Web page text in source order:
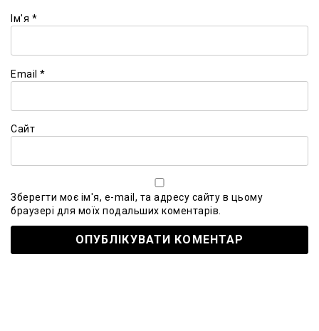
Ім'я *
Email *
Сайт
Зберегти моє ім'я, e-mail, та адресу сайту в цьому
браузері для моїх подальших коментарів.